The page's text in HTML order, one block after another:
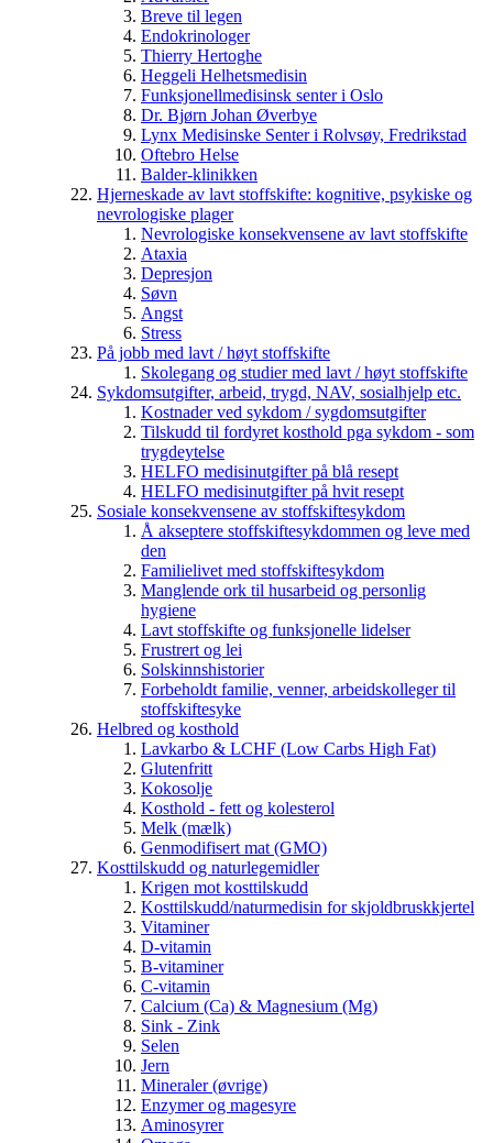
Breve til legen
Endokrinologer
Thierry Hertoghe
Heggeli Helhetsmedisin
Funksjonellmedisinsk senter i Oslo
Dr. Bjørn Johan Øverbye
Lynx Medisinske Senter i Rolvsøy, Fredrikstad
Oftebro Helse
Balder-klinikken
Hjerneskade av lavt stoffskifte: kognitive, psykiske og
nevrologiske plager
Nevrologiske konsekvensene av lavt stoffskifte
Ataxia
Depresjon
Søvn
Angst
Stress
På jobb med lavt / høyt stoffskifte
Skolegang og studier med lavt / høyt stoffskifte
Sykdomsutgifter, arbeid, trygd, NAV, sosialhjelp etc.
Kostnader ved sykdom / sygdomsutgifter
Tilskudd til fordyret kosthold pga sykdom - som
trygdeytelse
HELFO medisinutgifter på blå resept
HELFO medisinutgifter på hvit resept
Sosiale konsekvensene av stoffskiftesykdom
Å akseptere stoffskiftesykdommen og leve med
den
Familielivet med stoffskiftesykdom
Manglende ork til husarbeid og personlig
hygiene
Lavt stoffskifte og funksjonelle lidelser
Frustrert og lei
Solskinnshistorier
Forbeholdt familie, venner, arbeidskolleger til
stoffskiftesyke
Helbred og kosthold
Lavkarbo & LCHF (Low Carbs High Fat)
Glutenfritt
Kokosolje
Kosthold - fett og kolesterol
Melk (mælk)
Genmodifisert mat (GMO)
Kosttilskudd og naturlegemidler
Krigen mot kosttilskudd
Kosttilskudd/naturmedisin for skjoldbruskkjertel
Vitaminer
D-vitamin
B-vitaminer
C-vitamin
Calcium (Ca) & Magnesium (Mg)
Sink - Zink
Selen
Jern
Mineraler (øvrige)
Enzymer og magesyre
Aminosyrer